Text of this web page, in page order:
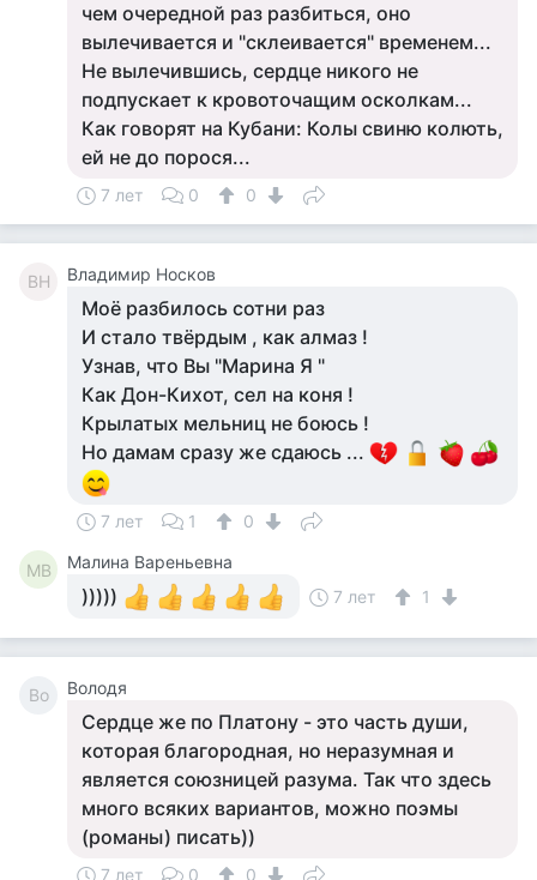
чем очередной раз разбиться, оно
вылечивается и "склеивается" временем...
Не вылечившись, сердце никого не
подпускает к кровоточащим осколкам...
Как говорят на Кубани: Колы свиню колють,
ей не до порося...
7 лет 0 0
ВН Владимир Носков
Моё разбилось сотни раз
И стало твёрдым , как алмаз !
Узнав, что Вы "Марина Я "
Как Дон-Кихот, сел на коня !
Крылатых мельниц не боюсь !
Но дамам сразу же сдаюсь ...
7 лет 1 0
МВ Малина Вареньевна
))))) 7 лет 1
Во Володя
Сердце же по Платону - это часть души,
которая благородная, но неразумная и
является союзницей разума. Так что здесь
много всяких вариантов, можно поэмы
(романы) писать))
7 лет 0 0